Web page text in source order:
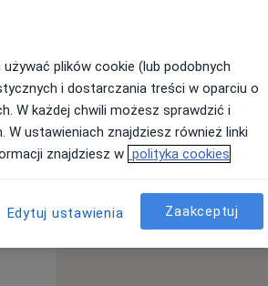
plików cookie (lub podobnych
i dostarczania treści w oparciu o
W każdej chwili możesz sprawdzić i
ustawieniach znajdziesz również linki
znajdziesz w polityka cookies
Edytuj ustawienia Zaakceptuj